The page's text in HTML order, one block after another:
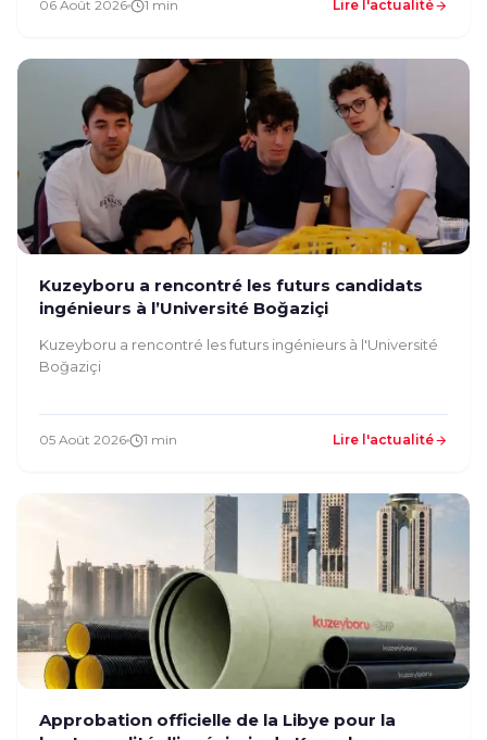
06 Août 2026 1 min Lire l'actualité
Kuzeyboru a rencontré les futurs candidats
ingénieurs à l’Université Boğaziçi
Kuzeyboru a rencontré les futurs ingénieurs à l'Université
Boğaziçi
05 Août 2026 1 min Lire l'actualité
Approbation officielle de la Libye pour la